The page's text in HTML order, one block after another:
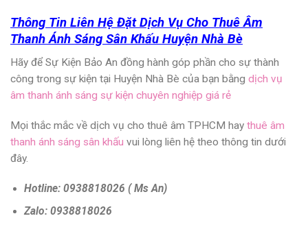
Thông Tin Liên Hệ Đặt Dịch Vụ Cho Thuê Âm
Thanh Ánh Sáng Sân Khấu Huyện Nhà Bè
Hãy để Sự Kiện Bảo An đồng hành góp phần cho sự thành
công trong sự kiện tại Huyện Nhà Bè của bạn bằng dịch vụ
âm thanh ánh sáng sự kiện chuyên nghiệp giá rẻ
Mọi thắc mắc về dịch vụ cho thuê âm TPHCM hay thuê âm
thanh ánh sáng sân khấu vui lòng liên hệ theo thông tin dưới
đây.
Hotline: 0938818026 ( Ms An)
Zalo: 0938818026